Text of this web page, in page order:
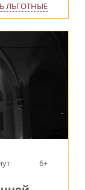
ЛЬГОТНЫЕ
6+